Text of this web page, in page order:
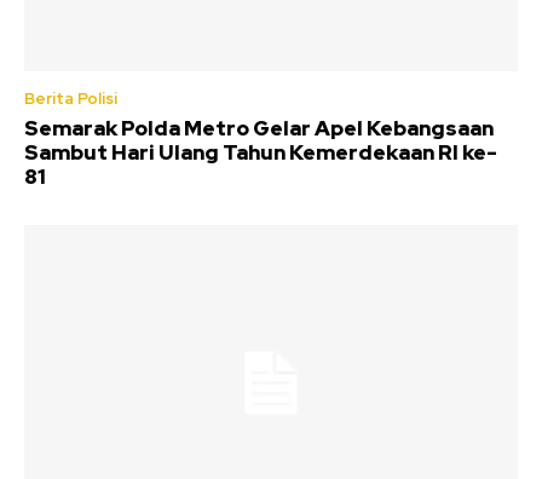
Berita Polisi
Semarak Polda Metro Gelar Apel Kebangsaan
Sambut Hari Ulang Tahun Kemerdekaan RI ke-
81